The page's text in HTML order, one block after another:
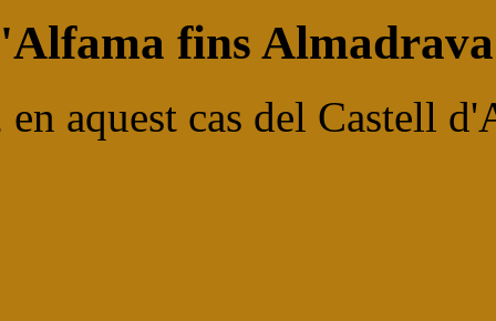
fins
aquest cas del Castell